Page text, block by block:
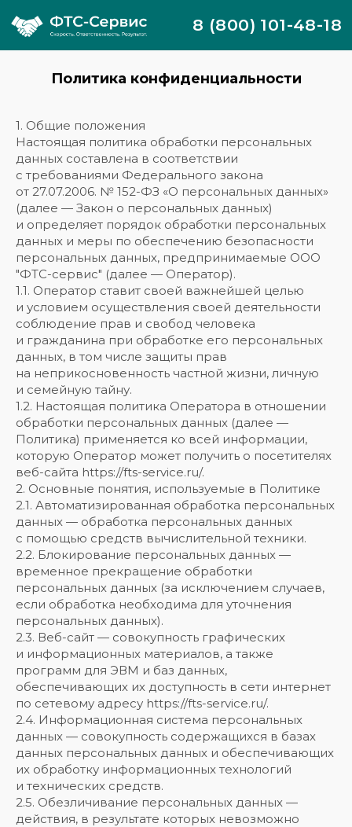
8 (800) 101-48-18
Политика конфиденциальности
1. Общие положения
Настоящая политика обработки персональных
данных составлена в соответствии
с требованиями Федерального закона
от 27.07.2006. № 152-ФЗ «О персональных данных»
(далее — Закон о персональных данных)
и определяет порядок обработки персональных
данных и меры по обеспечению безопасности
персональных данных, предпринимаемые ООО
"ФТС-сервис" (далее — Оператор).
1.1. Оператор ставит своей важнейшей целью
и условием осуществления своей деятельности
соблюдение прав и свобод человека
и гражданина при обработке его персональных
данных, в том числе защиты прав
на неприкосновенность частной жизни, личную
и семейную тайну.
1.2. Настоящая политика Оператора в отношении
обработки персональных данных (далее —
Политика) применяется ко всей информации,
которую Оператор может получить о посетителях
веб-сайта https://fts-service.ru/.
2. Основные понятия, используемые в Политике
2.1. Автоматизированная обработка персональных
данных — обработка персональных данных
с помощью средств вычислительной техники.
2.2. Блокирование персональных данных —
временное прекращение обработки
персональных данных (за исключением случаев,
если обработка необходима для уточнения
персональных данных).
2.3. Веб-сайт — совокупность графических
и информационных материалов, а также
программ для ЭВМ и баз данных,
обеспечивающих их доступность в сети интернет
по сетевому адресу https://fts-service.ru/.
2.4. Информационная система персональных
данных — совокупность содержащихся в базах
данных персональных данных и обеспечивающих
их обработку информационных технологий
и технических средств.
2.5. Обезличивание персональных данных —
действия, в результате которых невозможно